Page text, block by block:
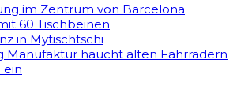
im Zentrum von Barcelona
60 Tischbeinen
in Mytischtschi
Manufaktur haucht alten Fahrrädern
ein